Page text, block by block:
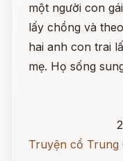
một người con
lấy chồng và
hai anh con trai
mẹ. Họ sống
Truyện cổ Trung